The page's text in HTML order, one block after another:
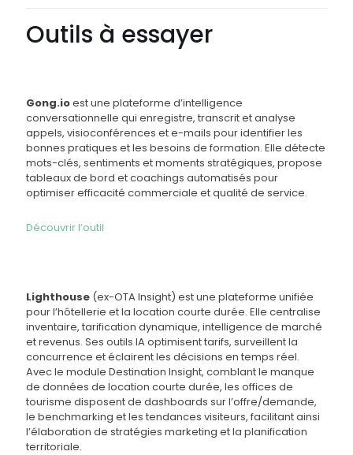
Outils à essayer
Gong.ioest une plateforme d’intelligence
conversationnelle qui enregistre, transcrit et analyse
appels, visioconférences et e-mails pour identifier les
bonnes pratiques et les besoins de formation. Elle détecte
mots-clés, sentiments et moments stratégiques, propose
tableaux de bord et coachings automatisés pour
optimiser efficacité commerciale et qualité de service.
Découvrir l’outil
Lighthouse (ex-OTA Insight) est une plateforme unifiée
pour l’hôtellerie et la location courte durée. Elle centralise
inventaire, tarification dynamique, intelligence de marché
et revenus. Ses outils IA optimisent tarifs, surveillent la
concurrence et éclairent les décisions en temps réel.
Avec le module Destination Insight, comblant le manque
de données de location courte durée, les offices de
tourisme disposent de dashboards sur l’offre/demande,
le benchmarking et les tendances visiteurs, facilitant ainsi
l’élaboration de stratégies marketing et la planification
territoriale.